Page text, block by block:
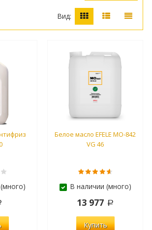
Вид:
Белое масло EFELE MO-842
VG 46
В наличии (много)
13 977
Купить